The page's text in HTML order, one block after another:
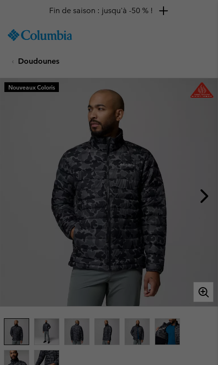
TO
SKIP
MAIN
NAV
Fin de saison : jusqu'à -50 % !
Doudounes
Nouveaux Coloris